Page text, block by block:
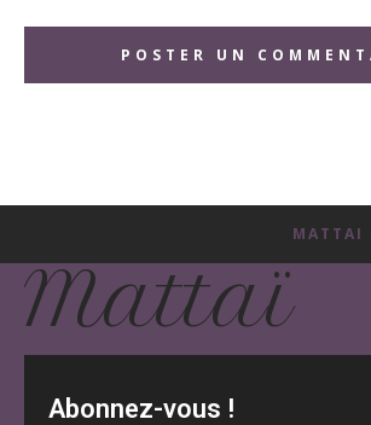
MATTAI
Mattaï
Abonnez-vous !